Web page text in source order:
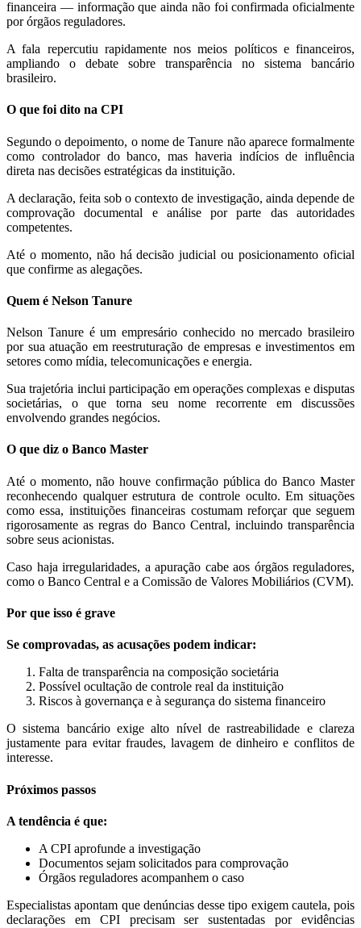
financeira — informação que ainda não foi confirmada oficialmente
por órgãos reguladores.
A fala repercutiu rapidamente nos meios políticos e financeiros,
ampliando o debate sobre transparência no sistema bancário
brasileiro.
O que foi dito na CPI
Segundo o depoimento, o nome de Tanure não aparece formalmente
como controlador do banco, mas haveria indícios de influência
direta nas decisões estratégicas da instituição.
A declaração, feita sob o contexto de investigação, ainda depende de
comprovação documental e análise por parte das autoridades
competentes.
Até o momento, não há decisão judicial ou posicionamento oficial
que confirme as alegações.
Quem é Nelson Tanure
Nelson Tanure é um empresário conhecido no mercado brasileiro
por sua atuação em reestruturação de empresas e investimentos em
setores como mídia, telecomunicações e energia.
Sua trajetória inclui participação em operações complexas e disputas
societárias, o que torna seu nome recorrente em discussões
envolvendo grandes negócios.
O que diz o Banco Master
Até o momento, não houve confirmação pública do Banco Master
reconhecendo qualquer estrutura de controle oculto. Em situações
como essa, instituições financeiras costumam reforçar que seguem
rigorosamente as regras do Banco Central, incluindo transparência
sobre seus acionistas.
Caso haja irregularidades, a apuração cabe aos órgãos reguladores,
como o Banco Central e a Comissão de Valores Mobiliários (CVM).
Por que isso é grave
Se comprovadas, as acusações podem indicar:
Falta de transparência na composição societária
Possível ocultação de controle real da instituição
Riscos à governança e à segurança do sistema financeiro
O sistema bancário exige alto nível de rastreabilidade e clareza
justamente para evitar fraudes, lavagem de dinheiro e conflitos de
interesse.
Próximos passos
A tendência é que:
A CPI aprofunde a investigação
Documentos sejam solicitados para comprovação
Órgãos reguladores acompanhem o caso
Especialistas apontam que denúncias desse tipo exigem cautela, pois
declarações em CPI precisam ser sustentadas por evidências